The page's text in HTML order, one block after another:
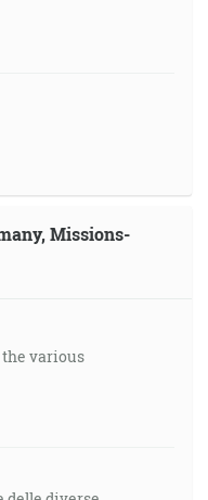
Missions-
the various